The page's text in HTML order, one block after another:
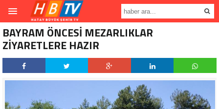
BAYRAM ÖNCESİ MEZARLIKLAR
ZİYARETLERE HAZIR